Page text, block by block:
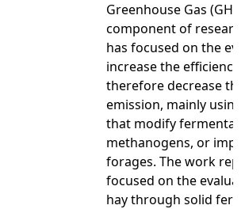
Greenhouse Gas
component of
has focused on the
increase the
therefore decrease
emission, mainly
that modify
methanogens, or
forages. The work
focused on the
hay through solid